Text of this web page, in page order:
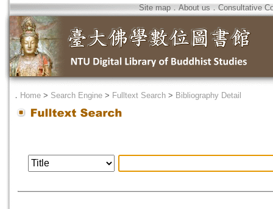
Site map．About us ． Consultative
． Home > Search Engine > Fulltext Search > Bibliography Detail